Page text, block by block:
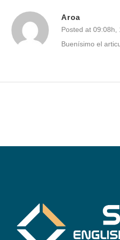
Aroa
Posted at 09:08h,
Buenísimo el